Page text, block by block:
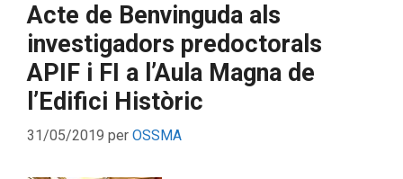
Acte de Benvinguda als
investigadors predoctorals
APIF i FI a l’Aula Magna de
l’Edifici Històric
31/05/2019 per OSSMA